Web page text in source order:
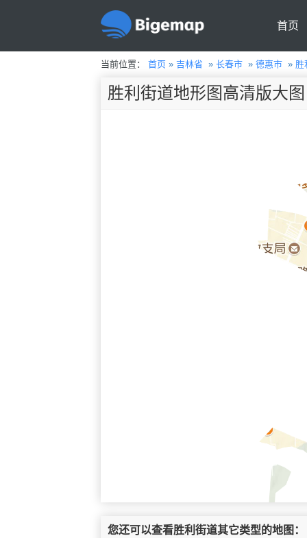
首页
当前位置： 首页» 吉林省 » 长春市» 德惠市» 胜
胜利街道地形图高清版大图
您还可以查看胜利街道其它类型的地图：